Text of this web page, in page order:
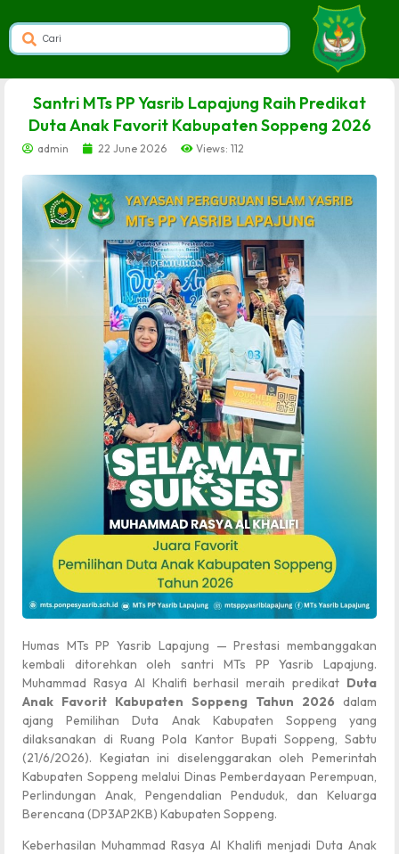
Santri MTs PP Yasrib Lapajung Raih Predikat
Duta Anak Favorit Kabupaten Soppeng 2026
admin 22 June 2026 Views: 112
Humas MTs PP Yasrib Lapajung — Prestasi membanggakan
kembali ditorehkan oleh santri MTs PP Yasrib Lapajung.
Muhammad Rasya Al Khalifi berhasil meraih predikat Duta
Anak Favorit Kabupaten Soppeng Tahun 2026 dalam
ajang Pemilihan Duta Anak Kabupaten Soppeng yang
dilaksanakan di Ruang Pola Kantor Bupati Soppeng, Sabtu
(21/6/2026). Kegiatan ini diselenggarakan oleh Pemerintah
Kabupaten Soppeng melalui Dinas Pemberdayaan Perempuan,
Perlindungan Anak, Pengendalian Penduduk, dan Keluarga
Berencana (DP3AP2KB) Kabupaten Soppeng.
Keberhasilan Muhammad Rasya Al Khalifi menjadi Duta Anak